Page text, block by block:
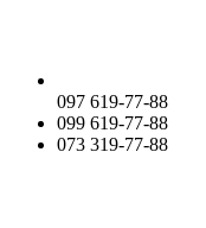
097 619-77-88
099 619-77-88
073 319-77-88